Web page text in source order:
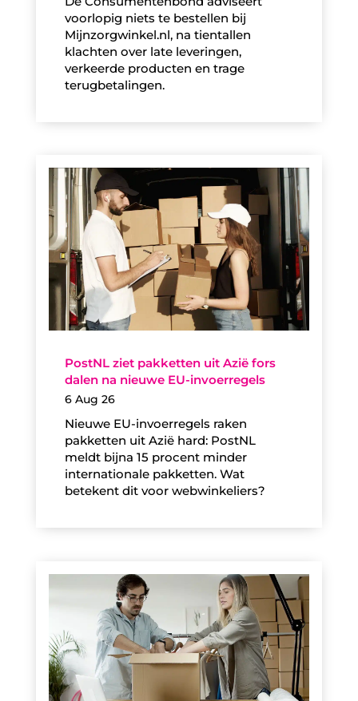
voorlopig niets te bestellen bij
Mijnzorgwinkel.nl, na tientallen
klachten over late leveringen,
verkeerde producten en trage
terugbetalingen.
PostNL ziet pakketten uit Azië fors
dalen na nieuwe EU-invoerregels
6 Aug 26
Nieuwe EU-invoerregels raken
pakketten uit Azië hard: PostNL
meldt bijna 15 procent minder
internationale pakketten. Wat
betekent dit voor webwinkeliers?